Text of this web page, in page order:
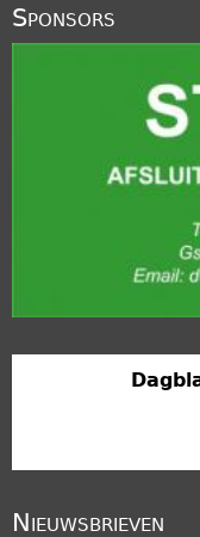
Sponsors
Nieuwsbrieven